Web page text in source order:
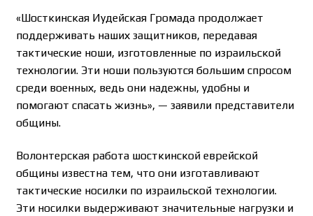
«Шосткинская Иудейская Громада продолжает
поддерживать наших защитников, передавая
тактические ноши, изготовленные по израильской
технологии. Эти ноши пользуются большим спросом
среди военных, ведь они надежны, удобны и
помогают спасать жизнь», — заявили представители
общины.
Волонтерская работа шосткинской еврейской
общины известна тем, что они изготавливают
тактические носилки по израильской технологии.
Эти носилки выдерживают значительные нагрузки и